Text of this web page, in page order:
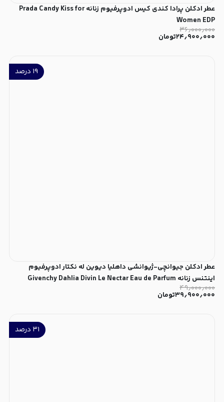
عطر ادکلن پرادا کندی کیس ادوپرفیوم زنانه Prada Candy Kiss for
Women EDP
۳۶٫۰۰۰٫۰۰۰
۲۴٫۹۰۰٫۰۰۰تومان
۱۹ درصد
عطر ادکلن جیوانچی-ژیوانشی داهلیا دیوین له نکتار ادوپرفیوم
اینتنس زنانه Givenchy Dahlia Divin Le Nectar Eau de Parfum
Intense for Women
۴۹٫۰۰۰٫۰۰۰
۳۹٫۹۰۰٫۰۰۰تومان
۳۱ درصد